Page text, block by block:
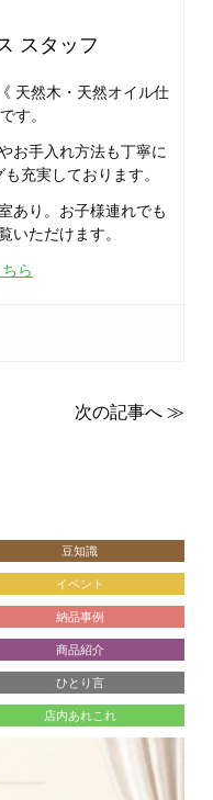
スタッフ
天然木・天然オイル仕
す。
お手入れ方法も丁寧に
充実しております。
あり。お子様連れでも
いただけます。
ら
次の記事へ ≫
豆知識
イベント
納品事例
商品紹介
ひとり言
店内あれこれ